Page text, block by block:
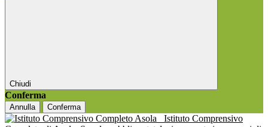
Chiudi
Conferma
Annulla Conferma
Istituto Comprensivo